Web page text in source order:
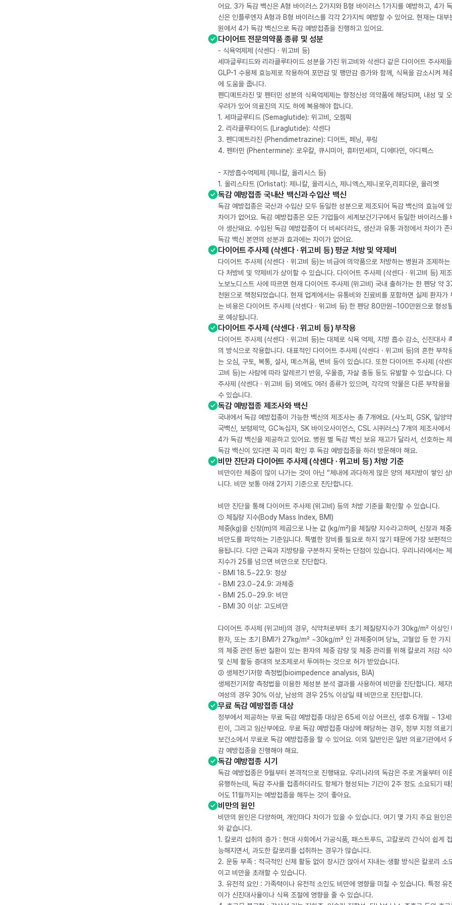
어요. 3가 독감 백신은 A형 바이러스 2가지와 B형 바이러스 1가지를 예방하고, 4가
신은 인플루엔자 A형과 B형 바이러스를 각각 2가지씩 예방할 수 있어요. 현재는 대부
원에서 4가 독감 백신으로 독감 예방접종을 진행하고 있어요.
다이어트 전문의약품 종류 및 성분
- 식욕억제제 (삭센다 · 위고비 등)
세마글루티드와 리라클루타이드 성분을 가진 위고비와 삭센다 같은 다이어트 주사제
GLP-1 수용체 효능제로 작용하여 포만감 및 팽만감 증가와 함께, 식욕을 감소시켜 체
에 도움을 줍니다.
펜디메트라진 및 펜터민 성분의 식욕억제제는 향정신성 의약품에 해당되며, 내성 및
우려가 있어 의료진의 지도 하에 복용해야 합니다.
1. 세마글루티드 (Semaglutide): 위고비, 오젬픽
2. 리라클루타이드 (Liraglutide): 삭센다
3. 펜디메트라진 (Phendimetrazine): 디어트, 페닝, 푸링
4. 펜터민 (Phentermine): 로우칼, 큐시미아, 휴터민세미, 디에타민, 아디펙스
- 지방흡수억제제 (제니칼, 올리시스 등)
1. 올리스타트 (Orlistat): 제니칼, 올리시스, 제니엑스,제니로우,리피다운, 올리엣
독감 예방접종 국내산 백신과 수입산 백신
독감 예방접종은 국산과 수입산 모두 동일한 성분으로 제조되어 독감 백신의 효능에
차이가 없어요. 독감 예방접종은 모든 기업들이 세계보건기구에서 동일한 바이러스를
아 생산돼요. 수입된 독감 예방접종이 더 비싸더라도, 생산과 유통 과정에서 차이가 존
독감 백신 본연의 성분과 효과에는 차이가 없어요.
다이어트 주사제 (삭센다 · 위고비 등) 평균 처방 및 약제비
다이어트 주사제 (삭센다 · 위고비 등)는 비급여 의약품으로 처방하는 병원과 조제하는
다 처방비 및 약제비가 상이할 수 있습니다. 다이어트 주사제 (삭센다 · 위고비 등) 제
노보노디스트 사에 따르면 현재 다이어트 주사제 (위고비) 국내 출하가는 한 펜당 약
천원으로 책정되었습니다. 현재 업계에서는 유통비와 진료비를 포함하면 실제 환자가
는 비용은 다이어트 주사제 (삭센다 · 위고비 등) 한 펜당 80만원~100만원으로 형성
로 예상됩니다.
다이어트 주사제 (삭센다 · 위고비 등) 부작용
다이어트 주사제 (삭센다 · 위고비 등)는 대체로 식욕 억제, 지방 흡수 감소, 신진대사
의 방식으로 작용합니다. 대표적인 다이어트 주사제 (삭센다 · 위고비 등)의 흔한 부작
는 오심, 구토, 복통, 설사, 메스꺼움, 변비 등이 있습니다. 또한 다이어트 주사제 (삭센
고비 등)는 사람에 따라 알레르기 반응, 우울증, 자살 충동 등도 유발할 수 있습니다.
주사제 (삭센다 · 위고비 등) 외에도 여러 종류가 있으며, 각각의 약물은 다른 부작용을
수 있습니다.
독감 예방접종 제조사와 백신
국내에서 독감 예방접종이 가능한 백신의 제조사는 총 7개에요. (사노피, GSK, 일양
국백신, 보령제약, GC녹십자, SK 바이오사이언스, CSL 시퀴러스) 7개의 제조사에서
4가 독감 백신을 제공하고 있어요. 병원 별 독감 백신 보유 재고가 달라서, 선호하는
독감 백신이 있다면 꼭 미리 확인 후 독감 예방접종을 하러 방문해야 해요.
비만 진단과 다이어트 주사제 (삭센다 · 위고비 등) 처방 기준
비만이란 체중이 많이 나가는 것이 아닌 “체내에 과다하게 많은 양의 체지방이 쌓인
니다. 비만 보통 아래 2가지 기준으로 진단합니다.
비만 진단을 통해 다이어트 주사제 (위고비) 등의 처방 기준을 확인할 수 있습니다.
① 체질량 지수(Body Mass Index, BMI)
체중(kg)을 신장(m)의 제곱으로 나눈 값 (kg/m²)을 체질량 지수라고하며, 신장과 체
비만도를 파악하는 기준입니다. 특별한 장비를 필요로 하지 않기 때문에 가장 보편적
용됩니다. 다만 근육과 지방량을 구분하지 못하는 단점이 있습니다. 우리나라에서는
지수가 25를 넘으면 비만으로 진단합다.
- BMI 18.5~22.9: 정상
- BMI 23.0~24.9: 과체중
- BMI 25.0~29.9: 비만
- BMI 30 이상: 고도비만
다이어트 주사제 (위고비)의 경우, 식약처로부터 초기 체질량지수가 30kg/m² 이상인
환자, 또는 초기 BMI가 27kg/m² ~30kg/m² 인 과체중이며 당뇨, 고혈압 등 한 가지
의 체중 관련 동반 질환이 있는 환자의 체중 감량 및 체중 관리를 위해 칼로리 저감 식
및 신체 활동 증대의 보조제로서 투여하는 것으로 허가 받았습니다.
② 생체전기저항 측정법(bioimpedence analysis, BIA)
생체전기저항 측정법을 이용한 체성분 분석 결과를 사용하여 비만을 진단합니다. 체지
여성의 경우 30% 이상, 남성의 경우 25% 이상일 때 비만으로 진단합니다.
무료 독감 예방접종 대상
정부에서 제공하는 무료 독감 예방접종 대상은 65세 이상 어르신, 생후 6개월 ~ 13
린이, 그리고 임산부에요. 무료 독감 예방접종 대상에 해당하는 경우, 정부 지정 의료
보건소에서 무료로 독감 예방접종을 할 수 있어요. 이외 일반인은 일반 의료기관에서
감 예방접종을 진행해야 해요.
독감 예방접종 시기
독감 예방접종은 9월부터 본격적으로 진행돼요. 우리나라의 독감은 주로 겨울부터 이
유행하는데, 독감 주사를 접종하더라도 항체가 형성되는 기간이 2주 정도 소요되기 때
어도 11월까지는 예방접종을 해두는 것이 좋아요.
비만의 원인
비만의 원인은 다양하며, 개인마다 차이가 있을 수 있습니다. 여기 몇 가지 주요 원인
와 같습니다.
1. 칼로리 섭취의 증가 : 현대 사회에서 가공식품, 패스트푸드, 고칼로리 간식이 쉽게
능해지면서, 과도한 칼로리를 섭취하는 경우가 많습니다.
2. 운동 부족 : 적극적인 신체 활동 없이 장시간 앉아서 지내는 생활 방식은 칼로리 소
이고 비만을 초래할 수 있습니다.
3. 유전적 요인 : 가족력이나 유전적 소인도 비만에 영향을 미칠 수 있습니다. 특정 유
이가 신진대사율이나 식욕 조절에 영향을 줄 수 있습니다.